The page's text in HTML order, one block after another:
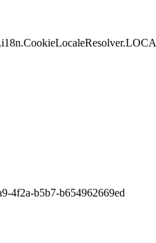
4f2a-b5b7-b654962669ed